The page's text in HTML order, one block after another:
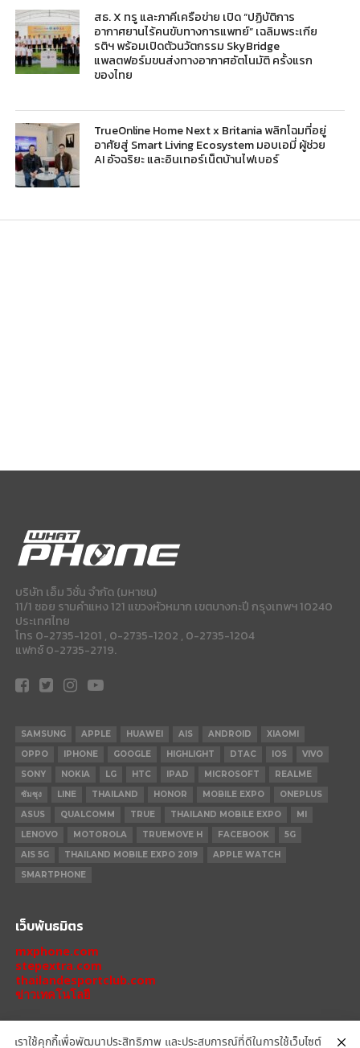
สธ. X ทรู และภาคีเครือข่าย เปิด “ปฏิบัติการ
อากาศยานไร้คนขับทางการแพทย์” เฉลิมพระเกีย
รติฯ พร้อมเปิดตัวนวัตกรรม SkyBridge
แพลตฟอร์มขนส่งทางอากาศอัตโนมัติ ครั้งแรก
ของไทย
TrueOnline Home Next x Britania พลิกโฉมที่อยู่
อาศัยสู่ Smart Living Ecosystem มอบเอมี่ ผู้ช่วย
AI อัจฉริยะ และอินเทอร์เน็ตบ้านไฟเบอร์
บริษัท เอ็ม วิชั่น จำกัด (มหาชน)
11/1 ซอย รามคำแหง 121 แขวงหัวหมาก เขตบางกะปี กรุงเทพฯ 10240
ประเทศไทย
โทร 0-2735-1201 , 0-2735-1202 , 0-2735-1204
แฟกซ์ 0-2735-2719.
SAMSUNG APPLE HUAWEI AIS ANDROID
XIAOMI
OPPO
IPHONE GOOGLE HIGHLIGHT DTAC IOS
VIVO
SONY
NOKIA LG HTC IPAD MICROSOFT
REALME
ซัมซุง
LINE THAILAND HONOR MOBILE EXPO
ONEPLUS
ASUS
QUALCOMM TRUE THAILAND MOBILE EXPO
MI
LENOVO
MOTOROLA TRUEMOVE H FACEBOOK
5G
AIS 5G
THAILAND MOBILE EXPO 2019
APPLE WATCH
SMARTPHONE
เว็บพันธมิตร
mxphone.com
stepextra.com
thailandesportclub.com
ข่าวเทคโนโลยี
เราใช้คุกกี้เพื่อพัฒนาประสิทธิภาพ และประสบการณ์ที่ดีในการใช้เว็บไซต์